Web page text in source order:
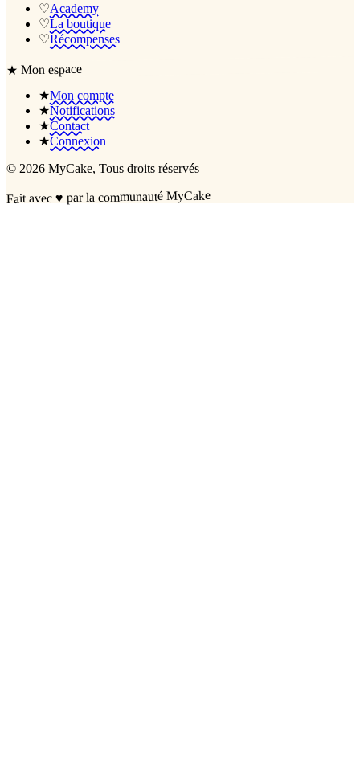
♡Academy
♡La boutique
♡Récompenses
★Mon espace
★Mon compte
★Notifications
★Contact
★Connexion
© 2026 MyCake, Tous droits réservés
Fait avec♥ par la communauté MyCake